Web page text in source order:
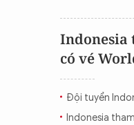
Indonesia
có vé
Đội tuyển
Indonesia